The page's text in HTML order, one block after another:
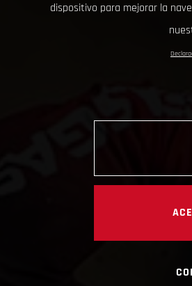
dispositivo para mejorar la